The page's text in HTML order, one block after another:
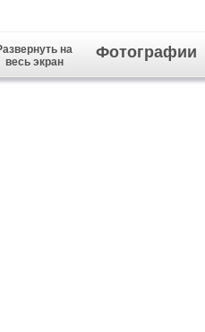
на
весь экран
Фотографии